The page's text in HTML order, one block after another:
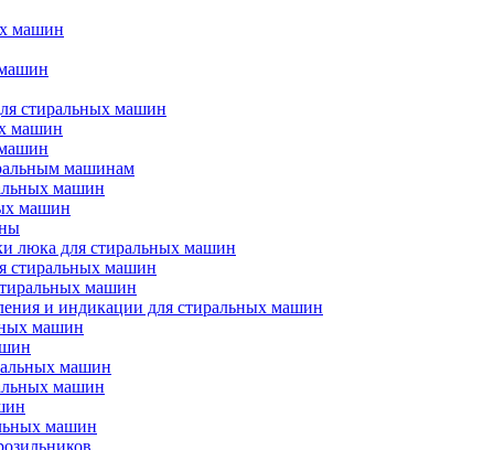
машин
стиральных машин
машин
машинам
машин
машин
люка для стиральных машин
стиральных машин
машин
и индикации для стиральных машин
машин
машин
машин
машин